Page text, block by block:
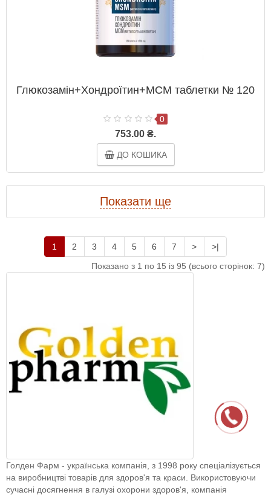
Глюкозамін+Хондроїтин+МСМ таблетки № 120
0
753.00 ₴.
ДО КОШИКА
Показати ще
1 2 3 4 5 6 7 >
>|
Показано з 1 по 15 із 95 (всього сторінок: 7)
Голден Фарм - українська компанія, з 1998 року спеціалізується
на виробництві товарів для здоров'я та краси. Використовуючи
сучасні досягнення в галузі охорони здоров'я, компанія